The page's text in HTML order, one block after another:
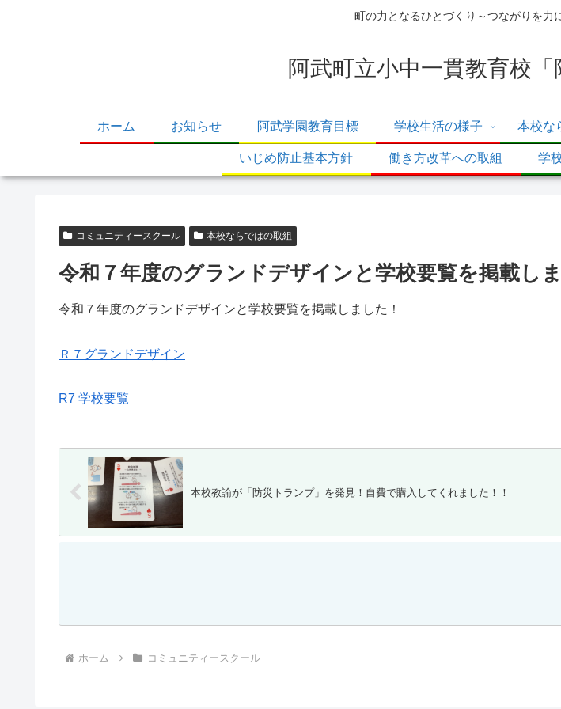
町の力となるひとづくり～つながりを力
阿武町立小中一貫教育校
ホーム お知らせ 阿武学園教育目標 学校生活の様子 本校な
いじめ防止基本方針 働き方改革への取組 学
コミュニティースクール 本校ならではの取組
令和７年度のグランドデザインと学校要覧を掲載し
令和７年度のグランドデザインと学校要覧を掲載しました！
Ｒ７グランドデザイン
R7 学校要覧
本校教諭が「防災トランプ」を発見！自費で購入してくれました！！
ホーム コミュニティースクール